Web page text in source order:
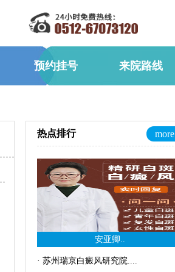
预约挂号 来院路线
热点排行 more
安亚卿..
· 苏州瑞京白癜风研究院....